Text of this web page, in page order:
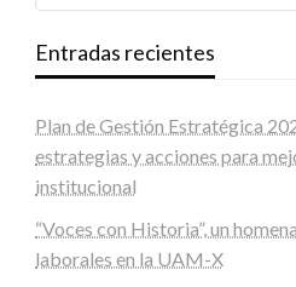
Entradas recientes
Plan de Gestión Estratégica
estrategias y acciones para
institucional
“Voces con Historia”, un
laborales en la UAM-X